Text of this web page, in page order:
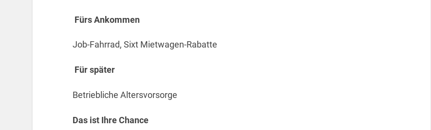
Fürs Ankommen
Job-Fahrrad, Sixt Mietwagen-Rabatte
Für später
Betriebliche Altersvorsorge
Das ist Ihre Chance